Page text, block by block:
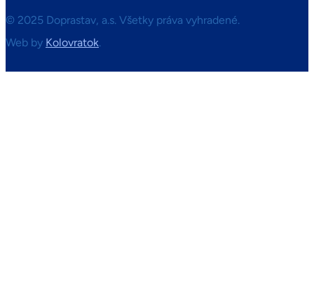
© 2025 Doprastav, a.s. Všetky práva vyhradené.
Web by Kolovratok.